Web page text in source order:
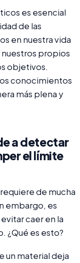
es esencial
de las
en nuestra vida
propios
objetivos.
conocimientos
más plena y
a detectar
el límite
de mucha
embargo, es
caer en la
¿Qué es esto?
un material deja